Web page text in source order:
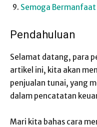
Semoga Bermanfaat
Pendahuluan
Selamat datang, para
artikel ini, kita akan
penjualan tunai, yang
dalam pencatatan
Mari kita bahas cara